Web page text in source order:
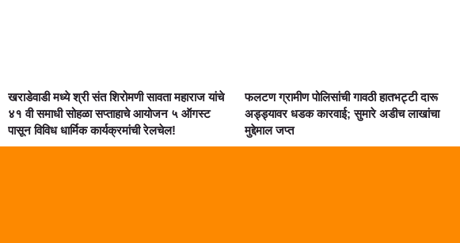
खराडेवाडी मध्ये श्री संत शिरोमणी सावता महाराज यांचे
४१ वी समाधी सोहळा सप्ताहाचे आयोजन ५ ऑगस्ट
पासून विविध धार्मिक कार्यक्रमांची रेलचेल!
फलटण ग्रामीण पोलिसांची गावठी हातभट्टी दारू
अड्ड्यावर धडक कारवाई; सुमारे अडीच लाखांचा
मुद्देमाल जप्त